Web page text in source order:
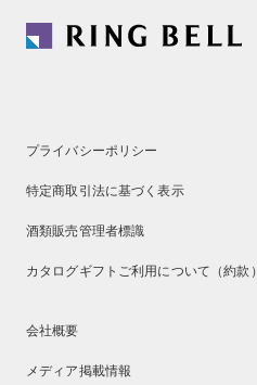
プライバシーポリシー
特定商取引法に基づく表示
酒類販売管理者標識
カタログギフトご利用について（約款）
会社概要
メディア掲載情報